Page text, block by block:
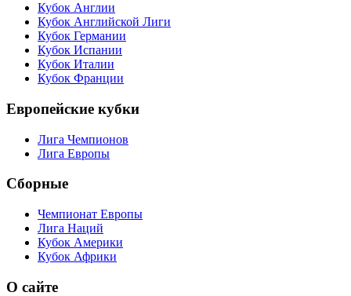
Кубок Англии
Кубок Английской Лиги
Кубок Германии
Кубок Испании
Кубок Италии
Кубок Франции
Европейские кубки
Лига Чемпионов
Лига Европы
Сборные
Чемпионат Европы
Лига Наций
Кубок Америки
Кубок Африки
О сайте